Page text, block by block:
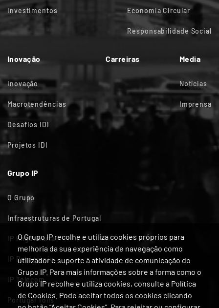
O Grupo IP recolhe e utiliza cookies próprios para
melhoria da sua experiência de navegação como
utilizador e suporte à atividade de comunicação do
Grupo IP. Para mais informações sobre a forma como o
Grupo IP recolhe e utiliza cookies, consulte a Política
de Cookies. Pode aceitar todos os cookies clicando
Investimentos Economia Circular
Responsabilidade Social
Inovação
Inovação
Macrotendências
Desafios IDI
Projetos IDI
Carreiras Media
Notícias
Imprensa
Grupo IP
O Grupo
Infraestruturas de Portugal
IP Engenharia
IP Património
IP Telecom
Portugal Tolls